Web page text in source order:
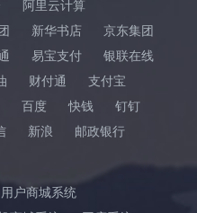
阿里云计算
新华书店
京东集团
易宝支付
银联在线
财付通
支付宝
百度 快钱
钉钉
新浪
邮政银行
户商城系统